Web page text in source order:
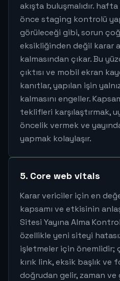
akışta buluşmalıdır.
önce staging kontrolü
görüleceği gibi, sorun
eksikliğinden değil karar
kalmasından çıkar. Bu
çıktısı ve mobil ekran
kanıtlar, yapılan işin
kalmasını engeller.
teklifleri karşılaştırmak,
öncelik vermek ve
yapmak kolaylaşır.
5. Core web vitals
Karar vericiler için en
kapsamı ve etkisinin
Sitesi Yayına Alma
özellikle yeni siteyi
işletmeler için önemlidir;
kırık link, eksik başlık ve
doğrudan gelir, zaman ve